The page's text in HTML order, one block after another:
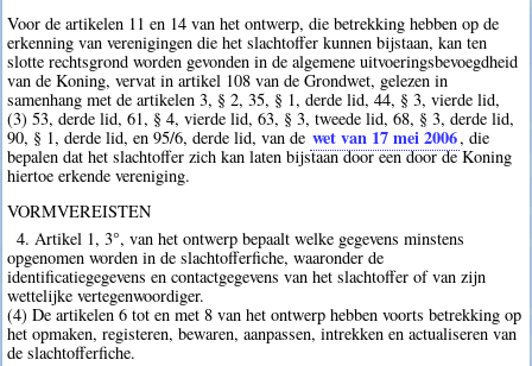
Voor de artikelen 11 en 14 van het ontwerp, die betrekking hebben op de
erkenning van verenigingen die het slachtoffer kunnen bijstaan, kan ten
slotte rechtsgrond worden gevonden in de algemene uitvoeringsbevoegdheid
van de Koning, vervat in artikel 108 van de Grondwet, gelezen in
samenhang met de artikelen 3, § 2, 35, § 1, derde lid, 44, § 3, vierde lid,
(3) 53, derde lid, 61, § 4, vierde lid, 63, § 3, tweede lid, 68, § 3, derde lid,
90, § 1, derde lid, en 95/6, derde lid, van de wet van 17 mei 2006, die
bepalen dat het slachtoffer zich kan laten bijstaan door een door de Koning
hiertoe erkende vereniging.
VORMVEREISTEN
4. Artikel 1, 3°, van het ontwerp bepaalt welke gegevens minstens
opgenomen worden in de slachtofferfiche, waaronder de
identificatiegegevens en contactgegevens van het slachtoffer of van zijn
wettelijke vertegenwoordiger.
(4) De artikelen 6 tot en met 8 van het ontwerp hebben voorts betrekking op
het opmaken, registeren, bewaren, aanpassen, intrekken en actualiseren van
de slachtofferfiche.